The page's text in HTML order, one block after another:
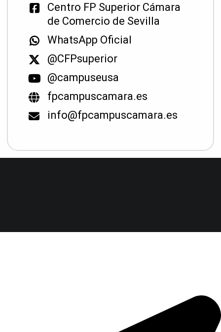
Centro FP Superior Cámara
de Comercio de Sevilla
WhatsApp Oficial
@CFPsuperior
@campuseusa
fpcampuscamara.es
info@fpcampuscamara.es